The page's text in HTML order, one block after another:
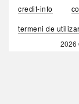
credit-info
termeni de
2026